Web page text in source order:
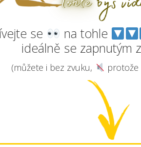
se na tohle
ideálně se zapnutým
(můžete i bez zvuku, protože